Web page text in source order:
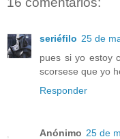
seriéfilo 25 de
pues si yo estoy
scorsese que yo
Responder
Anónimo 25 de